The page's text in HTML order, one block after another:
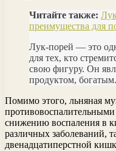
Читайте также:
преимущества для
Лук-порей — это
для тех, кто
свою фигуру. Он
продуктом, богатым.
Помимо этого, льняная
снижению воспаления в
различных заболеваний,
двенадцатиперстной